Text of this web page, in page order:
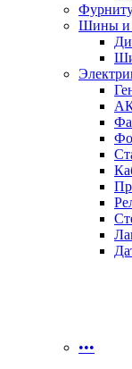
Шины и
•••